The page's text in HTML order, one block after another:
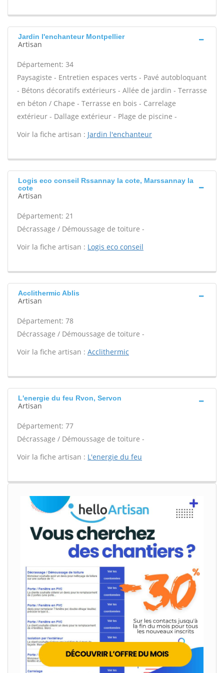
Jardin l'enchanteur Montpellier
Artisan
Département: 34
Paysagiste - Entretien espaces verts - Pavé autobloquant
- Bétons décoratifs extérieurs - Allée de jardin - Terrasse
en béton / Chape - Terrasse en bois - Carrelage
extérieur - Dallage extérieur - Plage de piscine -
Voir la fiche artisan : Jardin l'enchanteur
Logis eco conseil Rssannay la cote, Marssannay la
cote
Artisan
Département: 21
Décrassage / Démoussage de toiture -
Voir la fiche artisan : Logis eco conseil
Acclithermic Ablis
Artisan
Département: 78
Décrassage / Démoussage de toiture -
Voir la fiche artisan : Acclithermic
L'energie du feu Rvon, Servon
Artisan
Département: 77
Décrassage / Démoussage de toiture -
Voir la fiche artisan : L'energie du feu